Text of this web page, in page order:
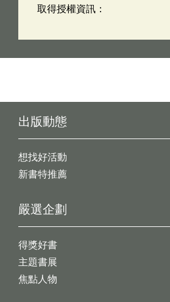
取得授權資訊：
出版動態
想找好活動
新書特推薦
嚴選企劃
得獎好書
主題書展
焦點人物